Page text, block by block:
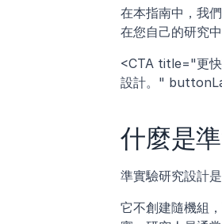
在本指南中，我
在您自己的研究
<CTA title="更
設計。"
什麼是
準實驗研究設計
它不創建隨機組